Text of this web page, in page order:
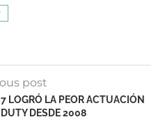
post
LOGRÓ LA PEOR ACTUACIÓN
DUTY DESDE 2008